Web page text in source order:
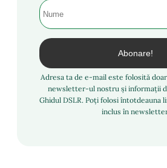
Adresa ta de e-mail este folosită
newsletter-ul nostru și informații
Ghidul DSLR. Poți folosi întotdeauna
inclus în